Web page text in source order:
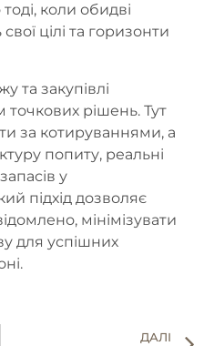
коли обидві
цілі та горизонти
та закупівлі
рішень. Тут
за котируваннями, а
попиту, реальні
у
підхід дозволяє
мінімізувати
для успішних
ДАЛІ